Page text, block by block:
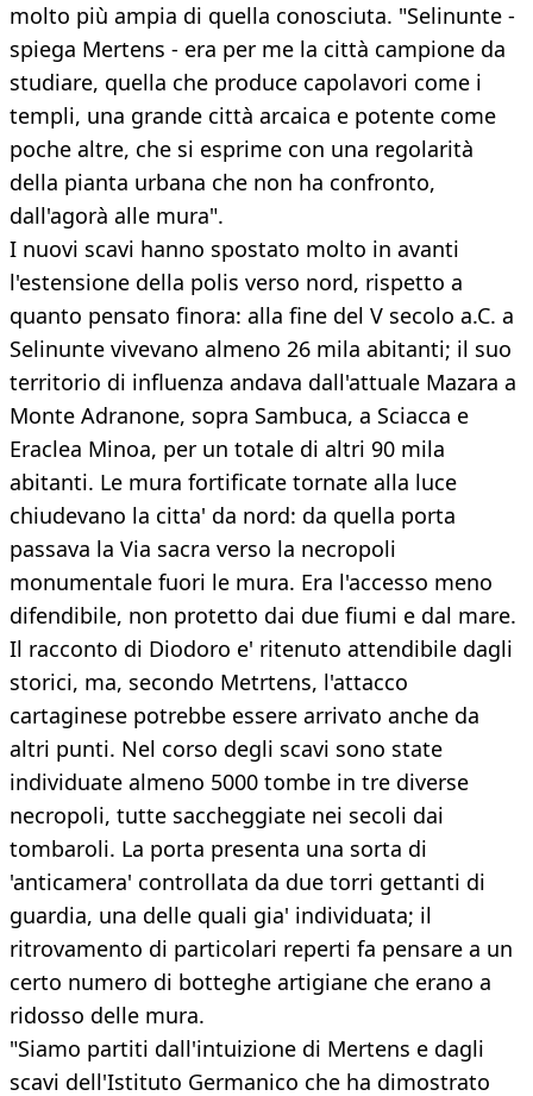
molto più ampia di quella conosciuta. "Selinunte -
spiega Mertens - era per me la città campione da
studiare, quella che produce capolavori come i
templi, una grande città arcaica e potente come
poche altre, che si esprime con una regolarità
della pianta urbana che non ha confronto,
dall'agorà alle mura".
I nuovi scavi hanno spostato molto in avanti
l'estensione della polis verso nord, rispetto a
quanto pensato finora: alla fine del V secolo a.C. a
Selinunte vivevano almeno 26 mila abitanti; il suo
territorio di influenza andava dall'attuale Mazara a
Monte Adranone, sopra Sambuca, a Sciacca e
Eraclea Minoa, per un totale di altri 90 mila
abitanti. Le mura fortificate tornate alla luce
chiudevano la citta' da nord: da quella porta
passava la Via sacra verso la necropoli
monumentale fuori le mura. Era l'accesso meno
difendibile, non protetto dai due fiumi e dal mare.
Il racconto di Diodoro e' ritenuto attendibile dagli
storici, ma, secondo Metrtens, l'attacco
cartaginese potrebbe essere arrivato anche da
altri punti. Nel corso degli scavi sono state
individuate almeno 5000 tombe in tre diverse
necropoli, tutte saccheggiate nei secoli dai
tombaroli. La porta presenta una sorta di
'anticamera' controllata da due torri gettanti di
guardia, una delle quali gia' individuata; il
ritrovamento di particolari reperti fa pensare a un
certo numero di botteghe artigiane che erano a
ridosso delle mura.
"Siamo partiti dall'intuizione di Mertens e dagli
scavi dell'Istituto Germanico che ha dimostrato